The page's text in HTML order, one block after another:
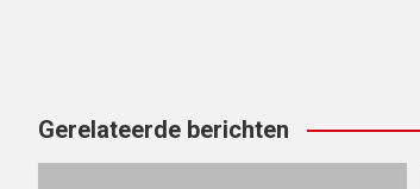
Gerelateerde berichten